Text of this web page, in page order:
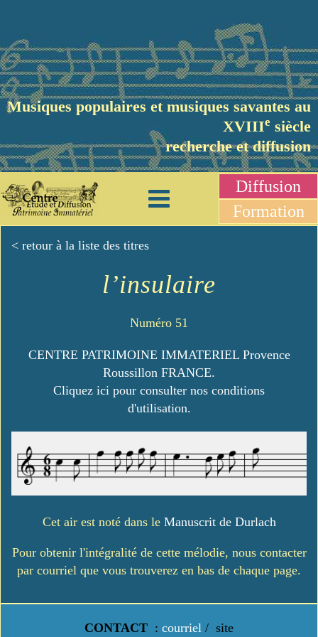
Musiques populaires et musiques savantes au
XVIIIe siècle
recherche et diffusion
Diffusion
Formation
< retour à la liste des titres
l’insulaire
Numéro 51
CENTRE PATRIMOINE IMMATERIEL Provence
Roussillon FRANCE.
Cliquez ici pour consulter nos conditions
d'utilisation.
Cet air est noté dans le Manuscrit de Durlach
Pour obtenir l'intégralité de cette mélodie, nous contacter
par courriel que vous trouverez en bas de chaque page.
CONTACT : courriel / site